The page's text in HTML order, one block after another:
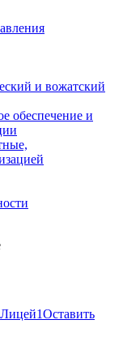
и вожатский
обеспечение и
Лицей1Оставить